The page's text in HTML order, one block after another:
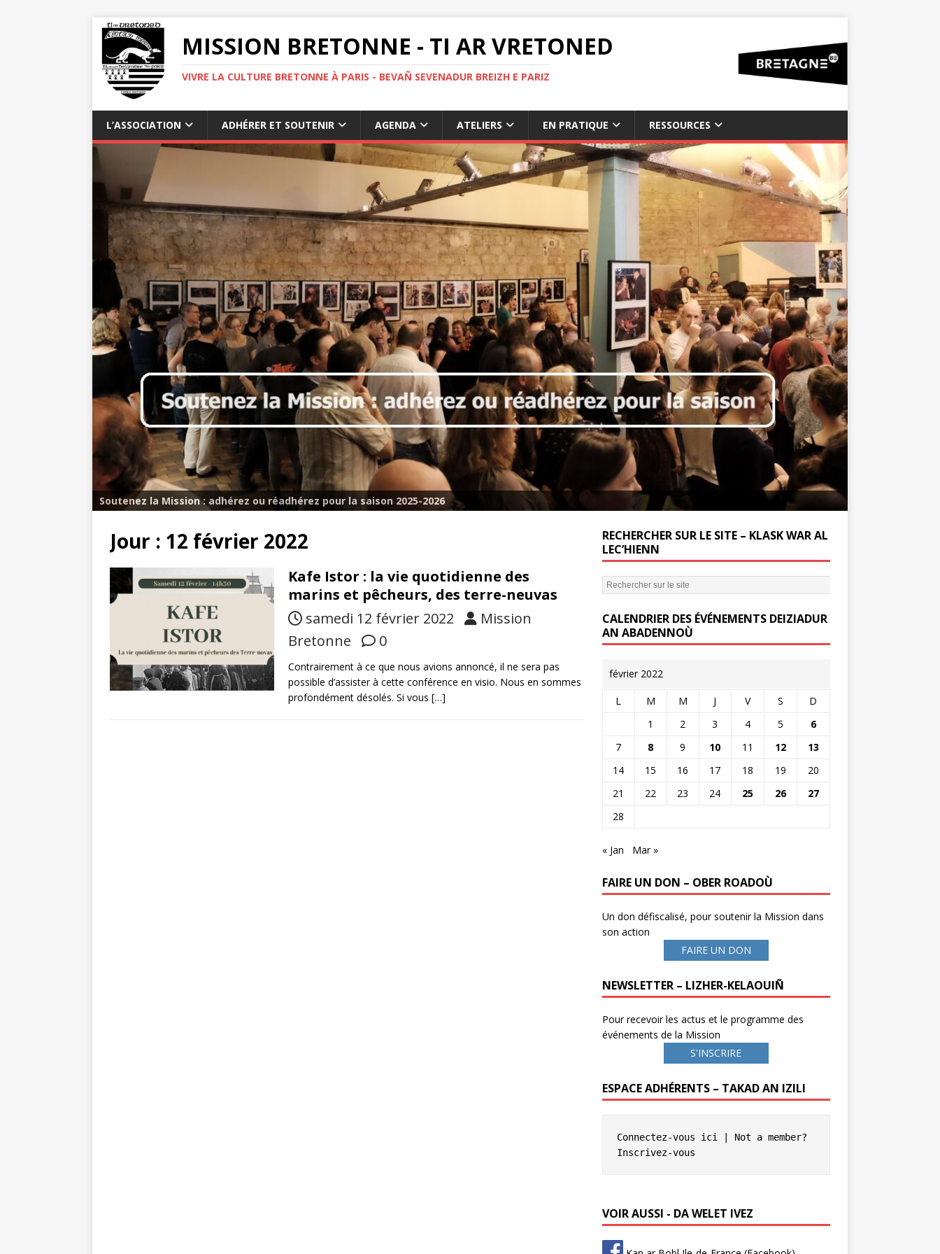
MISSION BRETONNE - TI AR VRETONED
VIVRE LA CULTURE BRETONNE À PARIS - BEVAÑ SEVENADUR BREIZH E PARIZ
L’ASSOCIATION ADHÉRER ET SOUTENIR AGENDA ATELIERS EN PRATIQUE RESSOURCES
Soutenez la Mission : adhérez ou réadhérez pour la saison 2025-2026
Jour : 12 février 2022
Kafe Istor : la vie quotidienne des
marins et pêcheurs, des terre-neuvas
samedi 12 février 2022
Mission
Bretonne
0
Contrairement à ce que nous avions annoncé, il ne sera pas
possible d’assister à cette conférence en visio. Nous en sommes
profondément désolés. Si vous […]
RECHERCHER SUR LE SITE – KLASK WAR AL
LEC’HIENN
CALENDRIER DES ÉVÉNEMENTS DEIZIADUR
AN ABADENNOÙ
février 2022
L M M J V S
D
1
2 3 4 5
6
7
8 9 10 11 12
13
14
15 16 17 18 19
20
21
22 23 24 25 26
27
28
« Jan Mar »
FAIRE UN DON – OBER ROADOÙ
Un don défiscalisé, pour soutenir la Mission dans
son action
FAIRE UN DON
NEWSLETTER – LIZHER-KELAOUIÑ
Pour recevoir les actus et le programme des
événements de la Mission
S'INSCRIRE
ESPACE ADHÉRENTS – TAKAD AN IZILI
Connectez-vous ici
Inscrivez-vous
VOIR AUSSI - DA WELET IVEZ